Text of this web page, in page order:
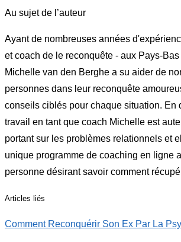
Au sujet de l’auteur
Ayant de nombreuses années
et coach de le reconquête - aux Pays-
Michelle van den Berghe a su aider de
personnes dans leur reconquête
conseils ciblés pour chaque situation. En
travail en tant que coach Michelle est
portant sur les problèmes relationnels et
unique programme de coaching en ligne
personne désirant savoir comment
Articles liés
Comment Reconquérir Son Ex Par La